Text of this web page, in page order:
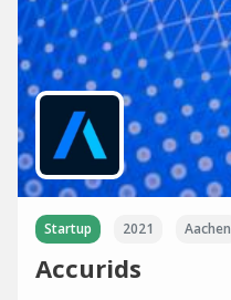
Startup 2021 Aachen
Accurids